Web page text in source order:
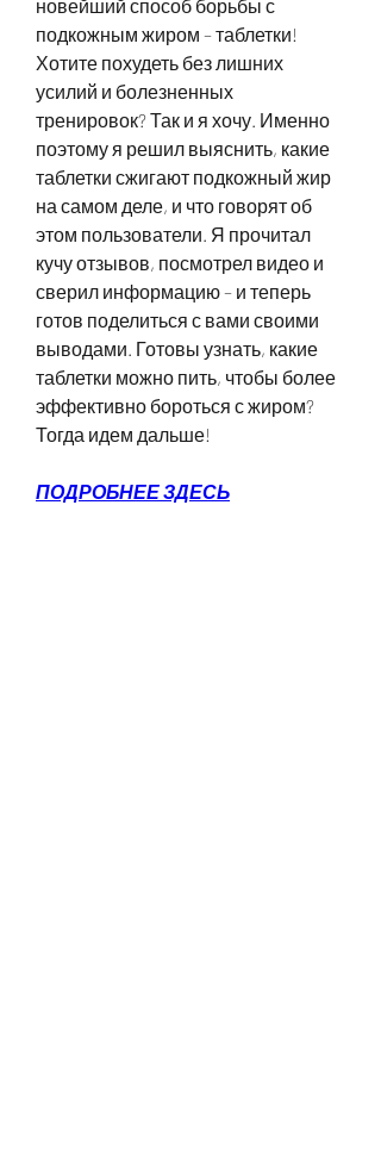
новейший способ борьбы с
подкожным жиром – таблетки!
Хотите похудеть без лишних
усилий и болезненных
тренировок? Так и я хочу. Именно
поэтому я решил выяснить, какие
таблетки сжигают подкожный жир
на самом деле, и что говорят об
этом пользователи. Я прочитал
кучу отзывов, посмотрел видео и
сверил информацию – и теперь
готов поделиться с вами своими
выводами. Готовы узнать, какие
таблетки можно пить, чтобы более
эффективно бороться с жиром?
Тогда идем дальше!
ПОДРОБНЕЕ ЗДЕСЬ